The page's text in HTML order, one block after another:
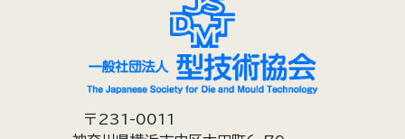
〒231-0011